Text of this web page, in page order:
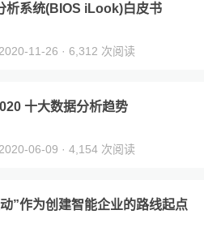
析系统(BIOS iLook)白皮书
11-26 · 6,312 次阅读
十大数据分析趋势
06-09 · 4,154 次阅读
”作为创建智能企业的路线起点